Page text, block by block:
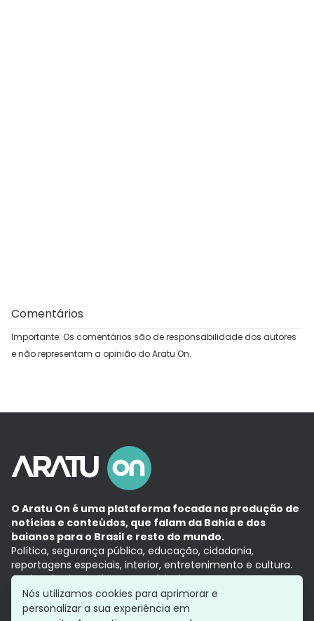
Comentários
Importante: Os comentários são de responsabilidade dos autores
e não representam a opinião do Aratu On.
O Aratu On é uma plataforma focada na produção de
notícias e conteúdos, que falam da Bahia e dos
baianos para o Brasil e resto do mundo.
Política, segurança pública, educação, cidadania,
reportagens especiais, interior, entretenimento e cultura.
Aqui, tudo vira notícia e a notícia é no tempo presente,
com a credibilidade do Grupo Aratu.
Grupo Aratu
Política de privacidade
Nós utilizamos cookies para aprimorar e
personalizar a sua experiência em